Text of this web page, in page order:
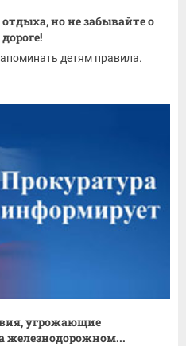
но не забывайте о
детям правила.
угрожающие
железнодорожном...